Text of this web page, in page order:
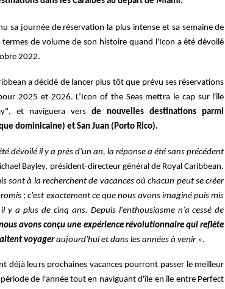
sa journée de réservation la plus intense et sa semaine de
de volume de son histoire quand l'Icon a été dévoilé
2022.
a décidé de lancer plus tôt que prévu ses réservations
2025 et 2026. L’Icon of the Seas mettra le cap sur l'île
et naviguera versde nouvelles destinations parmi
dominicaine) et San Juan (Porto Rico).
dévoilé il y a près d'un an, la réponse a été sans précédent
Bayley, président-directeur général de Royal Caribbean.
sont à la recherchent de vacances où chacun peut se créer
; c'est exactement ce que nous avons imaginé puis mis
y a plus de cinq ans. Depuis l'enthousiasme n'a cessé de
avons conçu une expérience révolutionnaire qui reflète
voyageraujourd'hui et dans les années à venir ».
déjà leurs prochaines vacances pourront passer le meilleur
de l'année tout en naviguant d'île en île entre Perfect